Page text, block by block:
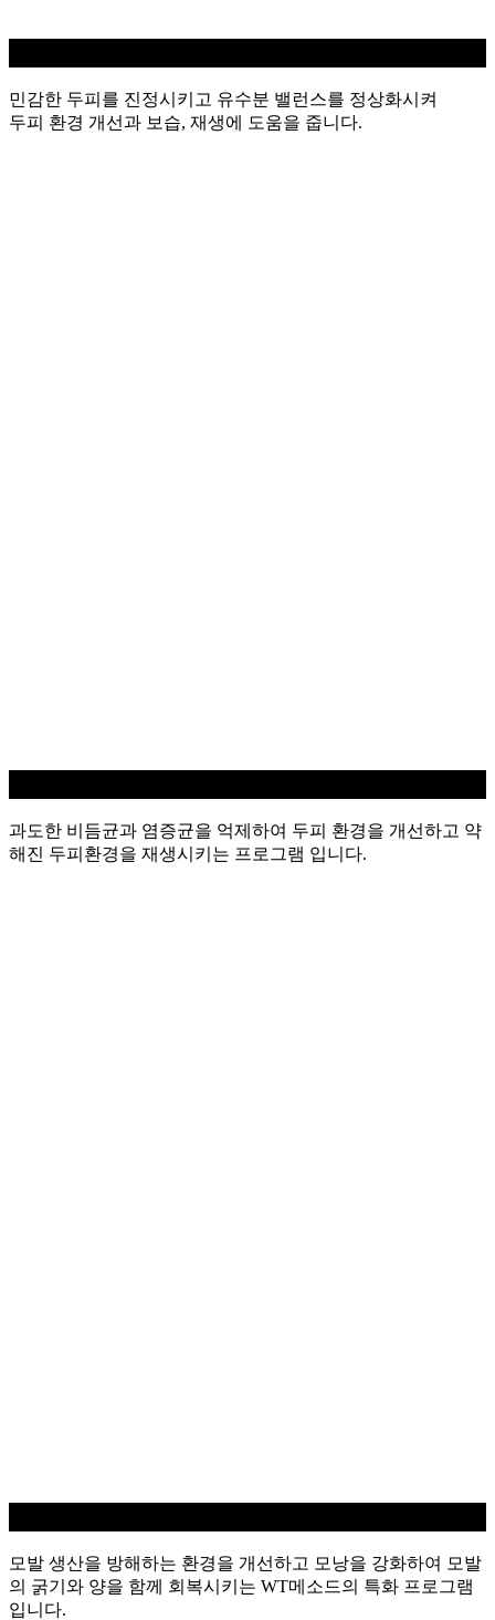
민감한 두피를 진정시키고 유수분 밸런스를 정상화시켜
두피 환경 개선과 보습, 재생에 도움을 줍니다.
과도한 비듬균과 염증균을 억제하여 두피 환경을 개선하고 약
해진 두피환경을 재생시키는 프로그램 입니다.
모발 생산을 방해하는 환경을 개선하고 모낭을 강화하여 모발
의 굵기와 양을 함께 회복시키는 WT메소드의 특화 프로그램
입니다.